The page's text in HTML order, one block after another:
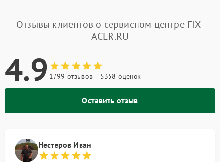
Отзывы клиентов о сервисном центре FIX-
ACER.RU
4.9 1799 отзывов 5358 оценок
Оставить отзыв
Нестеров Иван